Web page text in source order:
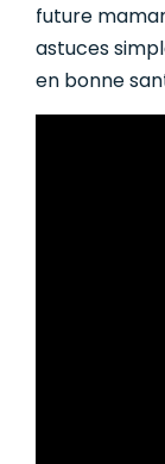
future
astuces
en bonne